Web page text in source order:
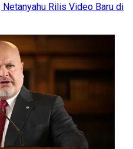
Rilis Video Baru di